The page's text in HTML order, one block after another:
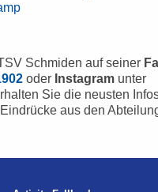
Schmiden auf seiner
oder Instagram unter
Sie die neusten
aus den